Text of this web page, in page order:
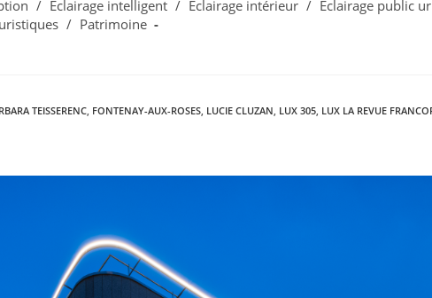
/ Eclairage intelligent / Eclairage intérieur / Eclairage public
/ Patrimoine
TEISSERENC, FONTENAY-AUX-ROSES, LUCIE CLUZAN, LUX 305, LUX LA REVUE